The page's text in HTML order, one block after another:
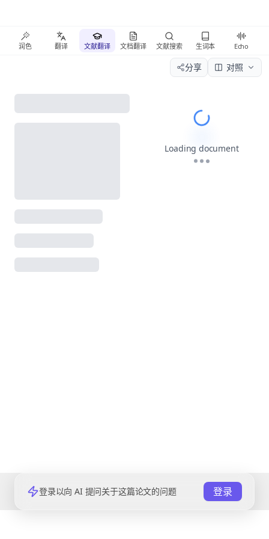
润色 翻译 文献翻译 文档翻译 文献搜索 生词本 Echo
分享 对照
登录以向 AI 提问关于这篇论文的问题 登录
Loading document
Please wait